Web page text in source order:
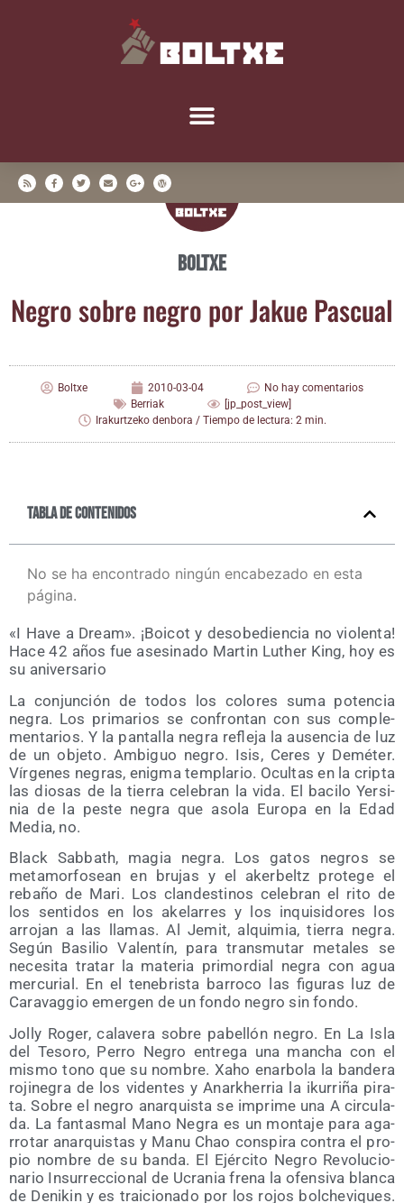
Boltxe
Negro sobre negro por Jakue Pascual
Boltxe 2010-03-04
No hay comentarios
Berriak
[jp_post_view]
Irakurtzeko denbora / Tiempo de lectura: 2 min.
Tabla de contenidos
No se ha encontrado ningún encabezado en esta
página.
«I Have a Dream». ¡Boi­cot y des­obe­dien­cia no vio­len­ta!
Hace 42 años fue ase­si­na­do Mar­tin Luther King, hoy es
su aniversario
La con­jun­ción de todos los colo­res suma poten­cia
negra. Los pri­ma­rios se con­fron­tan con sus com­ple­
men­ta­rios. Y la pan­ta­lla negra refle­ja la ausen­cia de luz
de un obje­to. Ambi­guo negro. Isis, Ceres y Demé­ter.
Vír­ge­nes negras, enig­ma tem­pla­rio. Ocul­tas en la crip­ta
las dio­sas de la tie­rra cele­bran la vida. El baci­lo Yer­si­
nia de la pes­te negra que aso­la Euro­pa en la Edad
Media, no.
Black Sab­bath, magia negra. Los gatos negros se
meta­mor­fo­sean en bru­jas y el aker­beltz pro­te­ge el
reba­ño de Mari. Los clan­des­ti­nos cele­bran el rito de
los sen­ti­dos en los ake­la­rres y los inqui­si­do­res los
arro­jan a las lla­mas. Al Jemit, alqui­mia, tie­rra negra.
Según Basi­lio Valen­tín, para trans­mu­tar meta­les se
nece­si­ta tra­tar la mate­ria pri­mor­dial negra con agua
mer­cu­rial. En el tene­bris­ta barro­co las figu­ras luz de
Cara­vag­gio emer­gen de un fon­do negro sin fondo.
Jolly Roger, cala­ve­ra sobre pabe­llón negro. En La Isla
del Teso­ro, Perro Negro entre­ga una man­cha con el
mis­mo tono que su nom­bre. Xaho enar­bo­la la ban­de­ra
roji­ne­gra de los viden­tes y Anarkhe­rria la iku­rri­ña pira­
ta. Sobre el negro anar­quis­ta se impri­me una A cir­cu­la­
da. La fan­tas­mal Mano Negra es un mon­ta­je para aga­
rro­tar anar­quis­tas y Manu Chao cons­pi­ra con­tra el pro­
pio nom­bre de su ban­da. El Ejér­ci­to Negro Revo­lu­cio­
na­rio Insu­rrec­cio­nal de Ucra­nia fre­na la ofen­si­va blan­ca
de Deni­kin y es trai­cio­na­do por los rojos bol­che­vi­ques.